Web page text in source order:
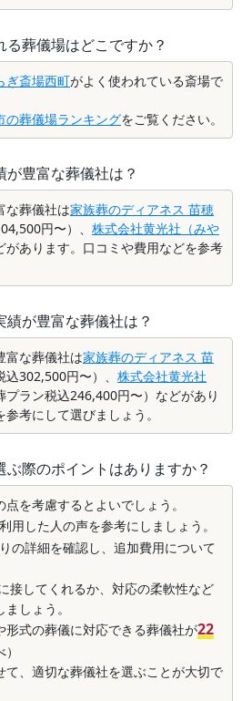
葬儀場はどこですか？
ぎ斎場西町がよく使われている斎場で
の葬儀場ランキングをご覧ください。
豊富な葬儀社は？
な葬儀社は家族葬のディアネス 苗穂
円〜）、 株式会社黄光社（みや
があります。口コミや費用などを参考
が豊富な葬儀社は？
富な葬儀社は家族葬のディアネス 苗
込302,500円〜）、 株式会社黄光社
プラン税込246,400円〜）などがあり
考にして選びましょう。
際のポイントはありますか？
を考慮するとよいでしょう。
用した人の声を参考にしましょう。
の詳細を確認し、追加費用について
接してくれるか、対応の柔軟性など
しょう。
形式の葬儀に対応できる葬儀社が22
て、適切な葬儀社を選ぶことが大切で